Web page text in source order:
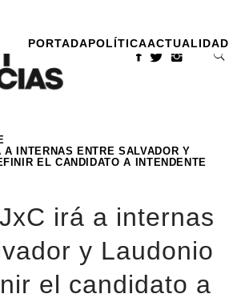
PORTADAPOLÍTICAACTUALIDAD
A INTERNAS ENTRE SALVADOR Y
EL CANDIDATO A INTENDENTE
irá a internas
y Laudonio
el candidato a